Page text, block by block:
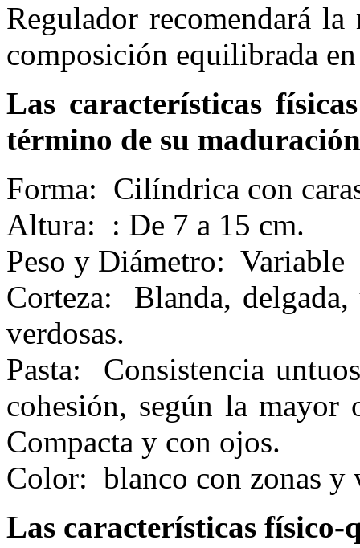
Regulador recomendará
composición equilibrada
Las características
término de su
Forma: Cilíndrica con
Altura: : De 7 a 15 cm.
Peso y Diámetro: Variable
Corteza: Blanda,
verdosas.
Pasta: Consistencia
cohesión, según la mayor
Compacta y con ojos.
Color: blanco con zonas y
Las características físico-